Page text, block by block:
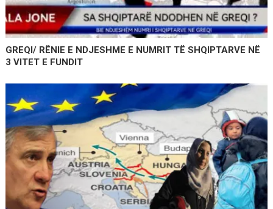
GREQI/ RËNIE E NDJESHME E NUMRIT TË SHQIPTARVE NË
3 VITET E FUNDIT